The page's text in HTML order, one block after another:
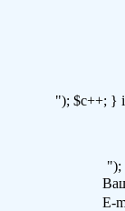
"); $c++; }
");
E-